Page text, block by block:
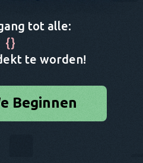
tot alle:
{}
te worden!
Beginnen